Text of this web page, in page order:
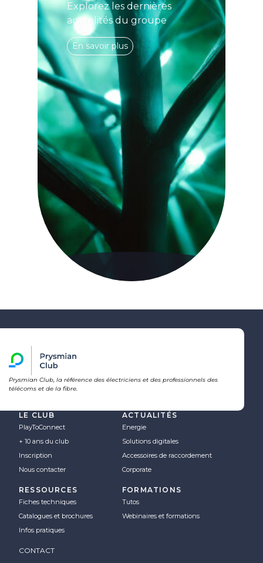
Explorez les dernières
actualités du groupe
En savoir plus
Prysmian Club, la référence des électriciens et des professionnels des
télécoms et de la fibre.
LE CLUB
PlayToConnect
+ 10 ans du club
Inscription
Nous contacter
ACTUALITÉS
Energie
Solutions digitales
Accessoires de raccordement
Corporate
RESSOURCES
Fiches techniques
Catalogues et brochures
Infos pratiques
FORMATIONS
Tutos
Webinaires et formations
CONTACT